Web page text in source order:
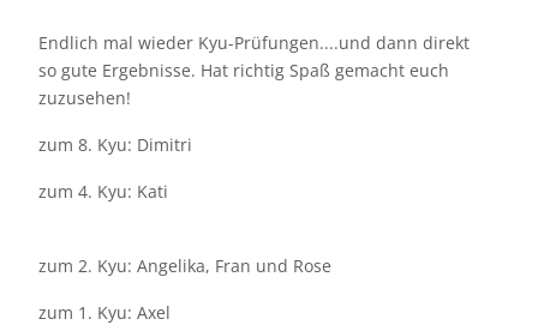
Endlich mal wieder Kyu-Prüfungen....und dann direkt
so gute Ergebnisse. Hat richtig Spaß gemacht euch
zuzusehen!
zum 8. Kyu: Dimitri
zum 4. Kyu: Kati
zum 2. Kyu: Angelika, Fran und Rose
zum 1. Kyu: Axel